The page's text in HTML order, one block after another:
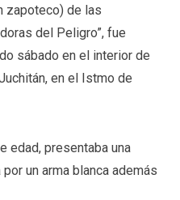
zapoteco) de las
del Peligro”, fue
sábado en el interior de
en el Istmo de
edad, presentaba una
un arma blanca además